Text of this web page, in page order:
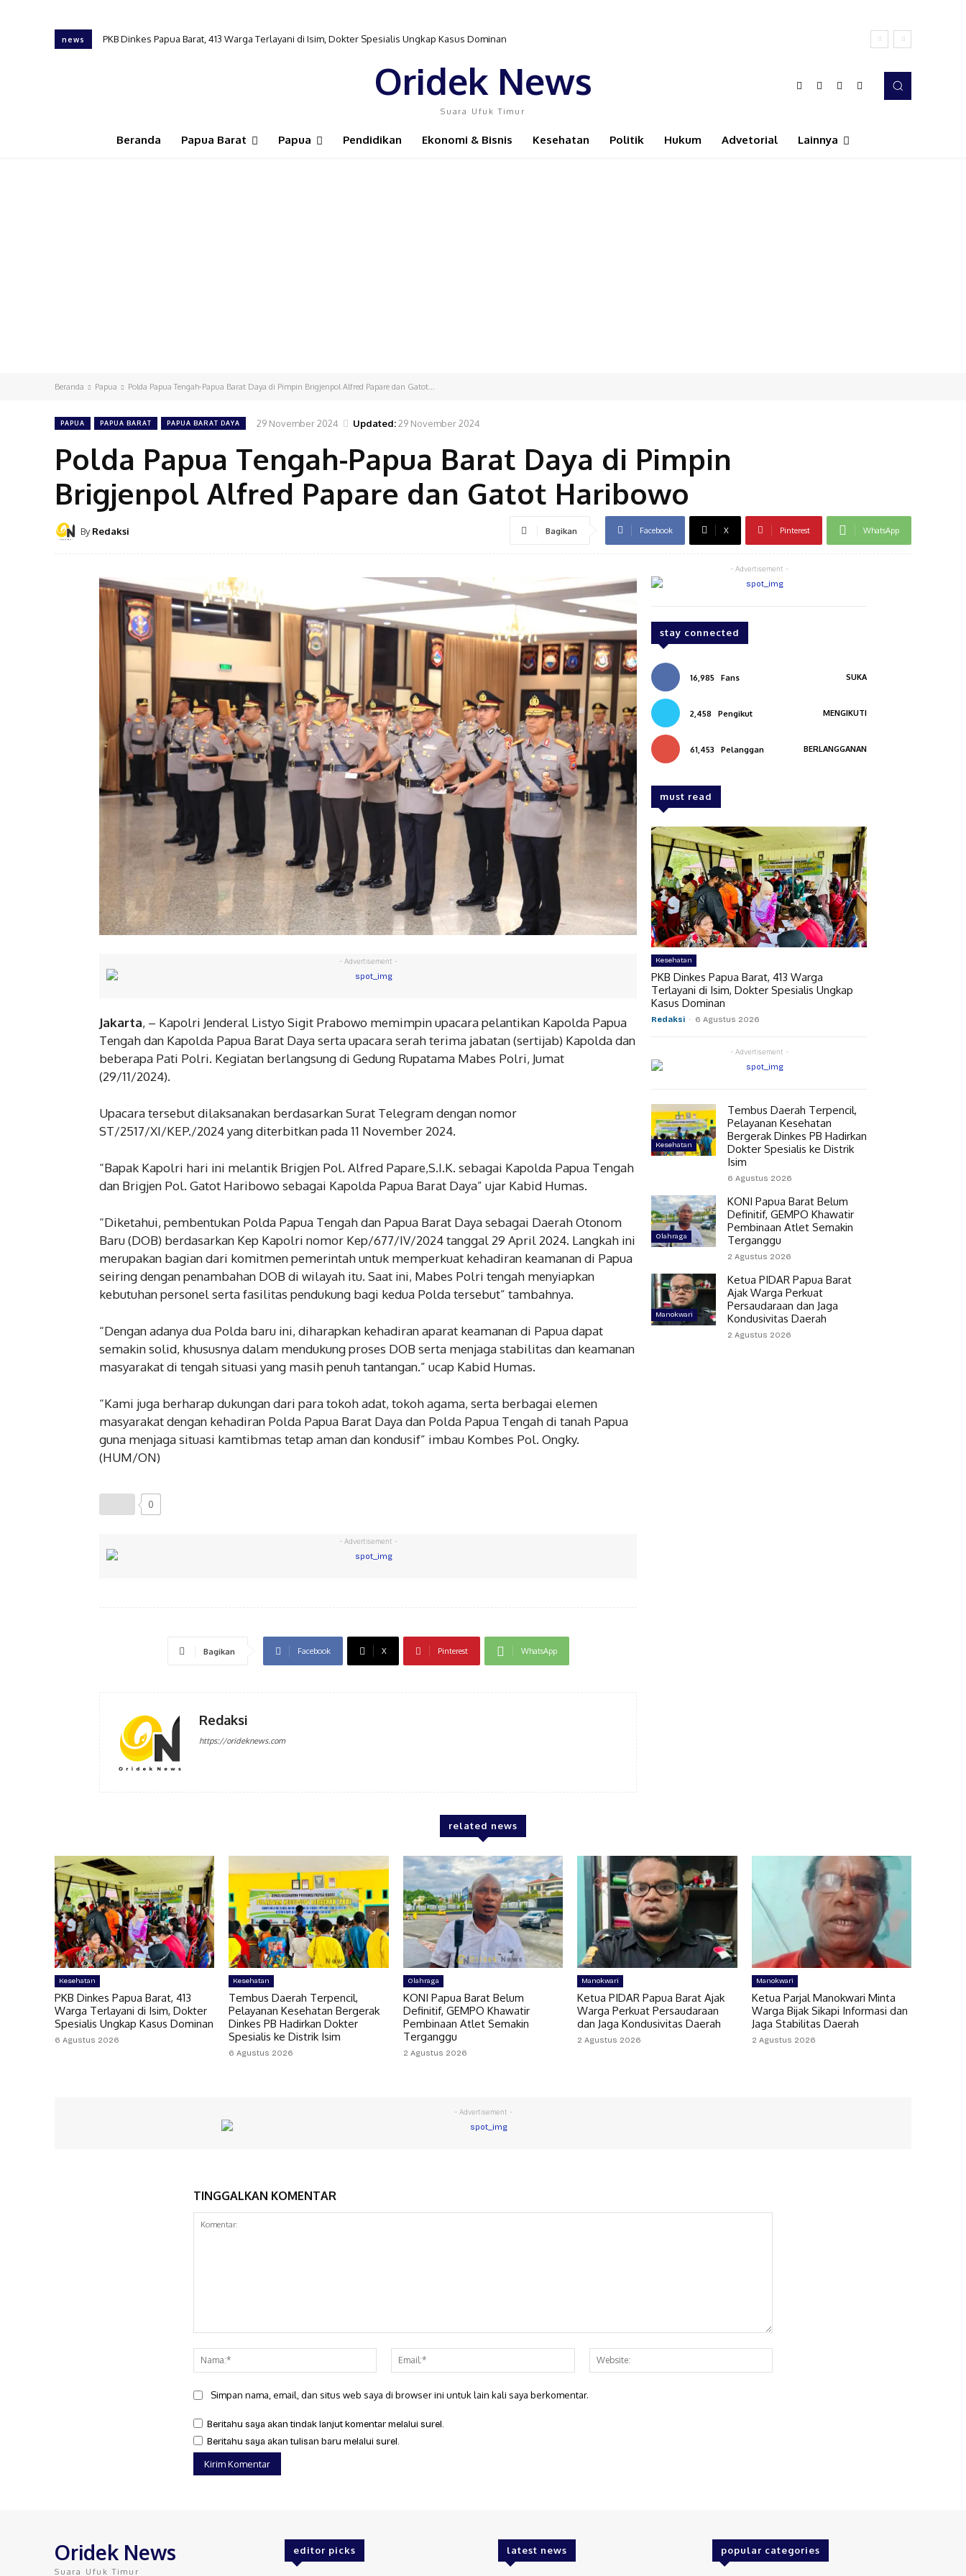
news PKB Dinkes Papua Barat, 413 Warga Terlayani di Isim, Dokter Spesialis Ungkap Kasus Dominan
Oridek News
Suara Ufuk Timur
Beranda Papua Barat Papua Pendidikan Ekonomi & Bisnis Kesehatan Politik Hukum Advetorial Lainnya
Beranda Papua Polda Papua Tengah-Papua Barat Daya di Pimpin Brigjenpol Alfred Papare dan Gatot...
PAPUA PAPUA BARAT PAPUA BARAT DAYA 29 November 2024 Updated:29 November 2024
Polda Papua Tengah-Papua Barat Daya di Pimpin
Brigjenpol Alfred Papare dan Gatot Haribowo
By Redaksi Bagikan Facebook X Pinterest WhatsApp
- Advertisement -
Jakarta, – Kapolri Jenderal Listyo Sigit Prabowo memimpin upacara pelantikan Kapolda Papua
Tengah dan Kapolda Papua Barat Daya serta upacara serah terima jabatan (sertijab) Kapolda dan
beberapa Pati Polri. Kegiatan berlangsung di Gedung Rupatama Mabes Polri, Jumat
(29/11/2024).
Upacara tersebut dilaksanakan berdasarkan Surat Telegram dengan nomor
ST/2517/XI/KEP./2024 yang diterbitkan pada 11 November 2024.
“Bapak Kapolri hari ini melantik Brigjen Pol. Alfred Papare,S.I.K. sebagai Kapolda Papua Tengah
dan Brigjen Pol. Gatot Haribowo sebagai Kapolda Papua Barat Daya” ujar Kabid Humas.
“Diketahui, pembentukan Polda Papua Tengah dan Papua Barat Daya sebagai Daerah Otonom
Baru (DOB) berdasarkan Kep Kapolri nomor Kep/677/IV/2024 tanggal 29 April 2024. Langkah ini
merupakan bagian dari komitmen pemerintah untuk memperkuat kehadiran keamanan di Papua
seiring dengan penambahan DOB di wilayah itu. Saat ini, Mabes Polri tengah menyiapkan
kebutuhan personel serta fasilitas pendukung bagi kedua Polda tersebut” tambahnya.
“Dengan adanya dua Polda baru ini, diharapkan kehadiran aparat keamanan di Papua dapat
semakin solid, khususnya dalam mendukung proses DOB serta menjaga stabilitas dan keamanan
masyarakat di tengah situasi yang masih penuh tantangan.” ucap Kabid Humas.
“Kami juga berharap dukungan dari para tokoh adat, tokoh agama, serta berbagai elemen
masyarakat dengan kehadiran Polda Papua Barat Daya dan Polda Papua Tengah di tanah Papua
guna menjaga situasi kamtibmas tetap aman dan kondusif” imbau Kombes Pol. Ongky.
(HUM/ON)
0
- Advertisement -
Bagikan Facebook X Pinterest WhatsApp
Redaksi
https://orideknews.com
- Advertisement -
stay connected
16,985 Fans SUKA
2,458 Pengikut MENGIKUTI
61,453 Pelanggan BERLANGGANAN
must read
Kesehatan
PKB Dinkes Papua Barat, 413 Warga
Terlayani di Isim, Dokter Spesialis Ungkap
Kasus Dominan
Redaksi - 6 Agustus 2026
- Advertisement -
Kesehatan
Tembus Daerah Terpencil,
Pelayanan Kesehatan
Bergerak Dinkes PB Hadirkan
Dokter Spesialis ke Distrik
Isim
6 Agustus 2026
Olahraga
KONI Papua Barat Belum
Definitif, GEMPO Khawatir
Pembinaan Atlet Semakin
Terganggu
2 Agustus 2026
Manokwari
Ketua PIDAR Papua Barat
Ajak Warga Perkuat
Persaudaraan dan Jaga
Kondusivitas Daerah
2 Agustus 2026
related news
Kesehatan
PKB Dinkes Papua Barat, 413
Warga Terlayani di Isim, Dokter
Spesialis Ungkap Kasus Dominan
6 Agustus 2026
Kesehatan
Tembus Daerah Terpencil,
Pelayanan Kesehatan Bergerak
Dinkes PB Hadirkan Dokter
Spesialis ke Distrik Isim
6 Agustus 2026
Olahraga
KONI Papua Barat Belum
Definitif, GEMPO Khawatir
Pembinaan Atlet Semakin
Terganggu
2 Agustus 2026
Manokwari
Ketua PIDAR Papua Barat Ajak
Warga Perkuat Persaudaraan
dan Jaga Kondusivitas Daerah
2 Agustus 2026
Manokwari
Ketua Parjal Manokwari Minta
Warga Bijak Sikapi Informasi dan
Jaga Stabilitas Daerah
2 Agustus 2026
- Advertisement -
TINGGALKAN KOMENTAR
Nama:*
Email:*
Simpan nama, email, dan situs web saya di browser ini untuk lain kali saya berkomentar.
Beritahu saya akan tindak lanjut komentar melalui surel.
Beritahu saya akan tulisan baru melalui surel.
Oridek News
Suara Ufuk Timur
editor picks latest news popular categories